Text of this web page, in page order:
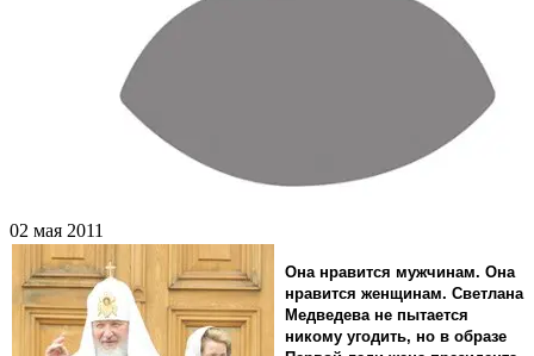
02 мая 2011
Она нравится мужчинам. Она
нравится женщинам. Светлана
Медведева не пытается
никому угодить, но в образе